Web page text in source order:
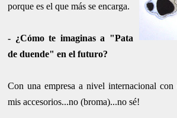
porque es el que más se encarga.
- ¿Cómo te imaginas a "Pata
de duende" en el futuro?
Con una empresa a nivel internacional con
mis accesorios...no (broma)...no sé!